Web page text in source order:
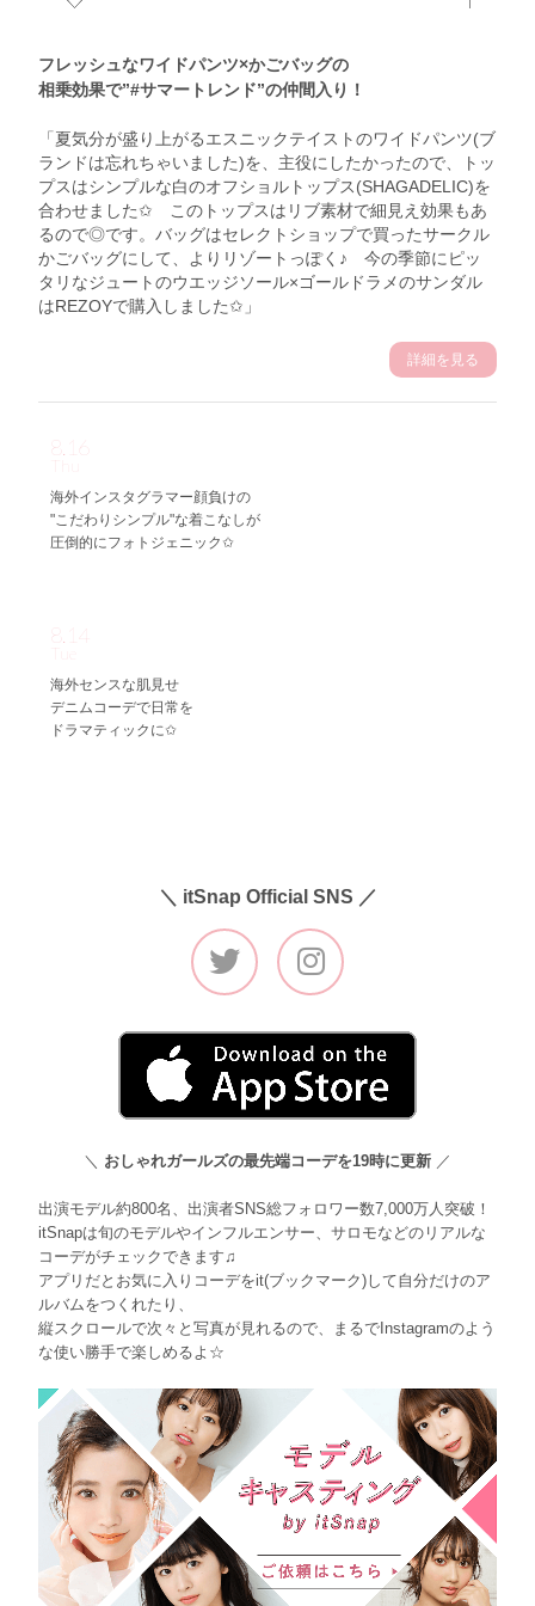
フレッシュなワイドパンツ×かごバッグの
相乗効果で”#サマートレンド”の仲間入り！
「夏気分が盛り上がるエスニックテイストのワイドパンツ(ブ
ランドは忘れちゃいました)を、主役にしたかったので、トッ
プスはシンプルな白のオフショルトップス(SHAGADELIC)を
合わせました✩ このトップスはリブ素材で細見え効果もあ
るので◎です。バッグはセレクトショップで買ったサークル
かごバッグにして、よりリゾートっぽく♪ 今の季節にピッ
タリなジュートのウエッジソール×ゴールドラメのサンダル
はREZOYで購入しました✩」
詳細を見る
8.16
海外インスタグラマー顔負けの
"こだわりシンプル"な着こなしが
圧倒的にフォトジェニック✩
8.14
海外センスな肌見せ
デニムコーデで日常を
ドラマティックに✩
＼ itSnap Official SNS ／
＼ おしゃれガールズの最先端コーデを19時に更新 ／
出演モデル約800名、出演者SNS総フォロワー数7,000万人突破！
itSnapは旬のモデルやインフルエンサー、サロモなどのリアルな
コーデがチェックできます♫
アプリだとお気に入りコーデをit(ブックマーク)して自分だけのア
ルバムをつくれたり、
縦スクロールで次々と写真が見れるので、まるでInstagramのよう
な使い勝手で楽しめるよ☆